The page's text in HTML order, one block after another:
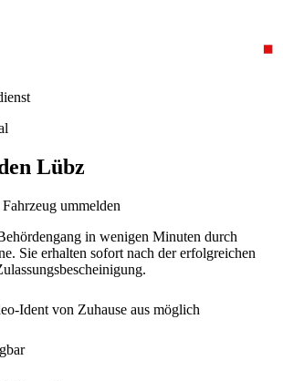
Lübz
ummelden
in wenigen Minuten durch
Sie erhalten sofort nach der erfolgreichen
Ident von Zuhause aus möglich